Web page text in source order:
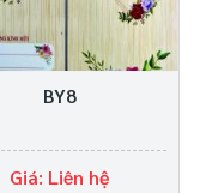
BY8
Giá: Liên hệ